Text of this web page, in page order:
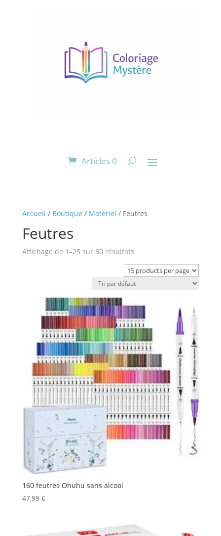
Articles 0
Accueil / Boutique / Matériel / Feutres
Feutres
Affichage de 1–25 sur 30 résultats
160 feutres Ohuhu sans alcool
47,99 €